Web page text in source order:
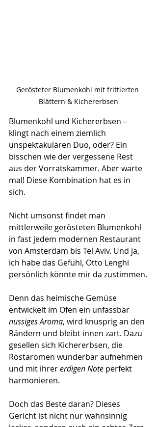
Gerösteter Blumenkohl mit frittierten
Blättern & Kichererbsen
Blumenkohl und Kichererbsen –
klingt nach einem ziemlich
unspektakulären Duo, oder? Ein
bisschen wie der vergessene Rest
aus der Vorratskammer. Aber warte
mal! Diese Kombination hat es in
sich.
Nicht umsonst findet man
mittlerweile gerösteten Blumenkohl
in fast jedem modernen Restaurant
von Amsterdam bis Tel Aviv. Und ja,
ich habe das Gefühl, Otto Lenghi
persönlich könnte mir da zustimmen.
Denn das heimische Gemüse
entwickelt im Ofen ein unfassbar
nussiges Aroma, wird knusprig an den
Rändern und bleibt innen zart. Dazu
gesellen sich Kichererbsen, die
Röstaromen wunderbar aufnehmen
und mit ihrer erdigen Note perfekt
harmonieren.
Doch das Beste daran? Dieses
Gericht ist nicht nur wahnsinnig